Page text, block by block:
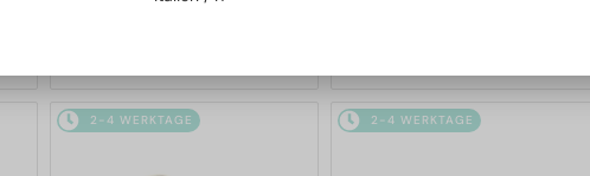
2-4 WERKTAGE 2-4 WERKTAGE